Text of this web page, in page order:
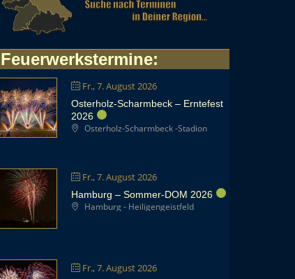
Feuerwerkstermine:
Fr., 7. August 2026
Osterholz-Scharmbeck – Erntefest
2026
Osterholz-Scharmbeck -Stadion
Fr., 7. August 2026
Hamburg – Sommer-DOM 2026
Hamburg - Heiligengeistfeld
Fr., 7. August 2026